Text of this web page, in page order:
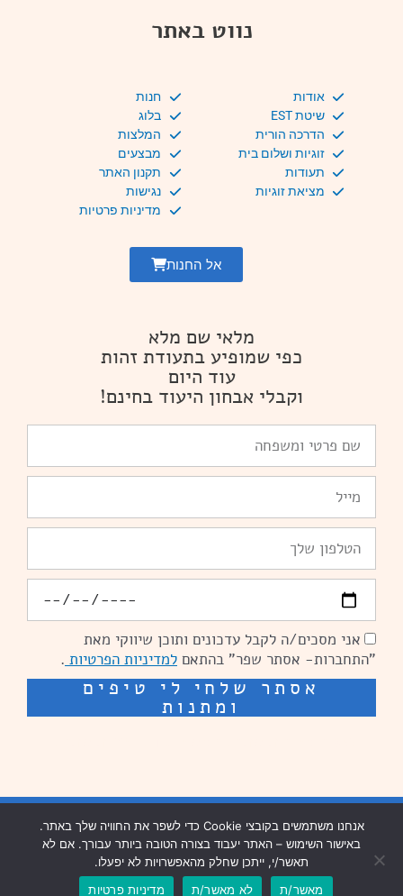
נווט באתר
אודות
שיטת EST
הדרכה הורית
זוגיות ושלום בית
תעודות
מציאת זוגיות
חנות
בלוג
המלצות
מבצעים
תקנון האתר
נגישות
מדיניות פרטיות
אל החנות
מלאי שם מלא
כפי שמופיע בתעודת זהות
עוד היום
וקבלי אבחון היעוד בחינם!
פרטי
ומשפחה
הסכמהאני מסכים/ה לקבל עדכונים ותוכן שיווקי מאת
"התחברות- אסתר שפר" בהתאם למדיניות הפרטיות .
אסתר שלחי לי טיפים
ומתנות
שיפור מהירות אתרים נזר מדיה
אנחנו משתמשים בקובצי Cookie כדי לשפר את החוויה שלך באתר.
באישור השימוש – האתר יעבוד בצורה הטובה ביותר עבורך. אם לא
תאשר/י, ייתכן שחלק מהאפשרויות לא יפעלו.
מאשר/ת
לא מאשר/ת מדיניות פרטיות